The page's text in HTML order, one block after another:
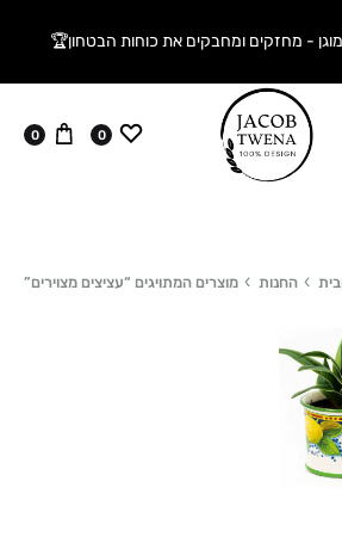
- מחזקים ומחבקים את כוחות הבטחון🏆
ווישליסט
0 עגלה
0
החנות מוצרים המתויגים “עציצים מצוירים”